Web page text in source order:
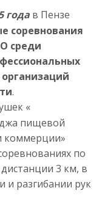
года в Пензе
соревнования
среди
.
«
пищевой
коммерции»
по
3 км, в
и разгибании рук